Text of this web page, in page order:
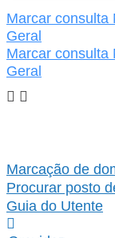
Marcar consulta
Geral
Marcar consulta
Geral
Marcação de
Procurar posto
Guia do Utente